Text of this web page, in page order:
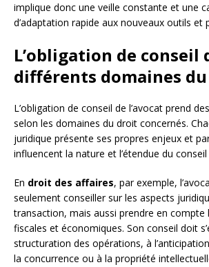
implique donc une veille constante et une
d’adaptation rapide aux nouveaux outils et
L’obligation de conseil
différents domaines
L’obligation de conseil de l’avocat prend
selon les domaines du droit concernés.
juridique présente ses propres enjeux et
influencent la nature et l’étendue du
En droit des affaires, par exemple,
seulement conseiller sur les aspects
transaction, mais aussi prendre en compte
fiscales et économiques. Son conseil doit
structuration des opérations, à
la concurrence ou à la propriété